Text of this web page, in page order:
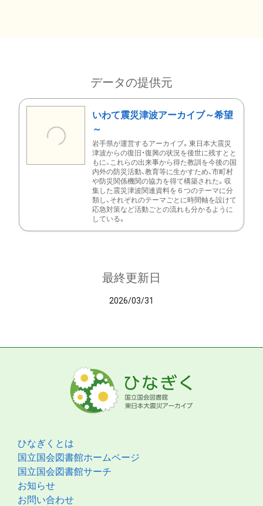
データの提供元
いわて震災津波アーカイブ～希望
～
岩手県が運営するアーカイブ。東日本大震災
津波からの復旧・復興の状況を後世に残すとと
もに、これらの出来事から得た教訓を今後の国
内外の防災活動、教育等に生かすため、市町村
や防災関係機関の協力を得て構築された。収
集した震災津波関連資料を６つのテーマに分
類し、それぞれのテーマごとに時間軸を設けて
応急対策など活動ごとの流れも分かるように
している。
最終更新日
2026/03/31
ひなぎくとは
国立国会図書館ホームページ
国立国会図書館サーチ
お知らせ
お問い合わせ